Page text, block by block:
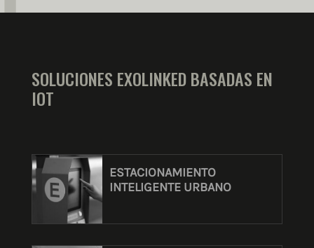
SOLUCIONES EXOLINKED BASADAS EN
IOT
ESTACIONAMIENTO
INTELIGENTE URBANO